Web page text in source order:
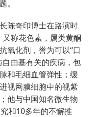
。
陈奇印博士在路演时
称花色素，属类黄酮
氧化剂，誉为可以“口
由基有关的疾病，包
和毛细血管弹性；缓
视网膜细胞中的视紫
他与中国知名微生物
和10多年的不懈推